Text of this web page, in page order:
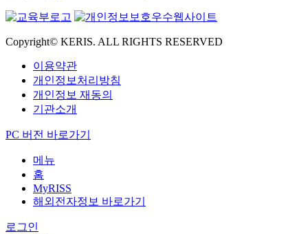
Copyright© KERIS. ALL RIGHTS RESERVED
이용약관
개인정보처리방침
개인정보 재동의
기관소개
PC 버전 바로가기
메뉴
홈
MyRISS
해외전자정보 바로가기
로그인